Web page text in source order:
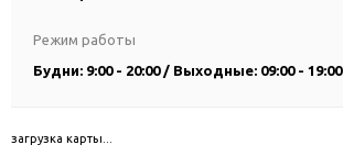
Режим работы
Будни: 9:00 - 20:00 / Выходные: 09:00 - 19:00
загрузка карты...